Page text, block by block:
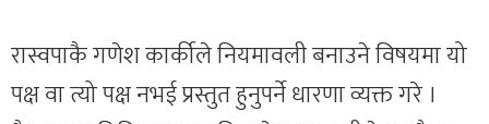
रास्वपाकै गणेश कार्कीले नियमावली बनाउने विषयमा यो
पक्ष वा त्यो पक्ष नभई प्रस्तुत हुनुपर्ने धारणा व्यक्त गरे ।